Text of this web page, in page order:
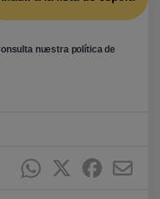
nuestra política de